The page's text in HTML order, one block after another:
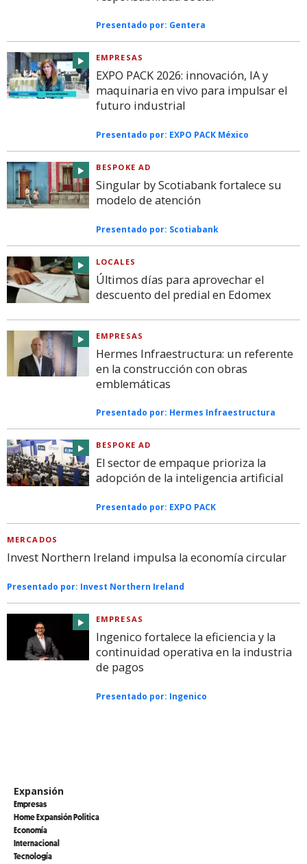
Presentado por: Gentera
EMPRESAS
EXPO PACK 2026: innovación, IA y
maquinaria en vivo para impulsar el
futuro industrial
Presentado por: EXPO PACK México
BESPOKE AD
Singular by Scotiabank fortalece su
modelo de atención
Presentado por: Scotiabank
LOCALES
Últimos días para aprovechar el
descuento del predial en Edomex
EMPRESAS
Hermes Infraestructura: un referente
en la construcción con obras
emblemáticas
Presentado por: Hermes Infraestructura
BESPOKE AD
El sector de empaque prioriza la
adopción de la inteligencia artificial
Presentado por: EXPO PACK
MERCADOS
Invest Northern Ireland impulsa la economía circular
Presentado por: Invest Northern Ireland
EMPRESAS
Ingenico fortalece la eficiencia y la
continuidad operativa en la industria
de pagos
Presentado por: Ingenico
Expansión
Empresas
Home Expansión Politica
Economía
Internacional
Tecnología